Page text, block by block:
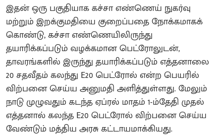
இதன் ஒரு பகுதியாக கச்சா எண்ணெய் நுகர்வு
மற்றும் இறக்குமதியை குறைப்பதை நோக்கமாகக்
கொண்டு, கச்சா எண்ணெயிலிருந்து
தயாரிக்கப்படும் வழக்கமான பெட்ரோலுடன்,
தாவரங்களில் இருந்து தயாரிக்கப்படும் எத்தனாலை
20 சதவீதம் கலந்து E20 பெட்ரோல் என்ற பெயரில்
விற்பனை செய்ய அனுமதி அளித்துள்ளது. மேலும்
நாடு முழுவதும் கடந்த ஏப்ரல் மாதம் 1-ம்தேதி முதல்
எத்தனால் கலந்த E20 பெட்ரோல் விற்பனை செய்ய
வேண்டும் மத்திய அரசு கட்டாயமாக்கியது.